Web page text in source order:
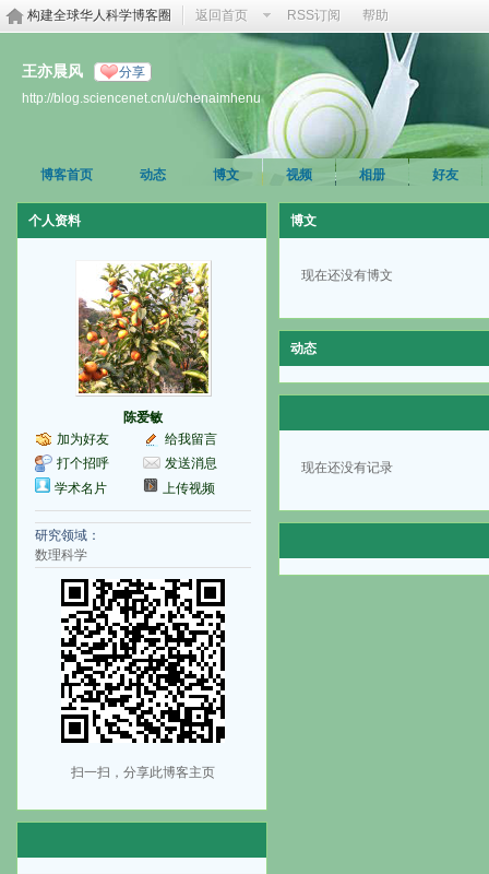
构建全球华人科学博客圈 返回首页 RSS订阅 帮助
王亦晨风 分享
http://blog.sciencenet.cn/u/chenaimhenu
博客首页 动态 博文 视频 相册 好友
个人资料
陈爱敏
加为好友
给我留言
打个招呼
发送消息
学术名片
上传视频
研究领域：
数理科学
扫一扫，分享此博客主页
博文
现在还没有博文
动态
现在还没有记录